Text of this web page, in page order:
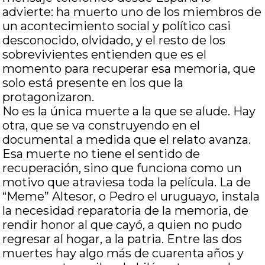
advierte: ha muerto uno de los miembros de
un acontecimiento social y político casi
desconocido, olvidado, y el resto de los
sobrevivientes entienden que es el
momento para recuperar esa memoria, que
solo está presente en los que la
protagonizaron.
No es la única muerte a la que se alude. Hay
otra, que se va construyendo en el
documental a medida que el relato avanza.
Esa muerte no tiene el sentido de
recuperación, sino que funciona como un
motivo que atraviesa toda la película. La de
“Meme” Altesor, o Pedro el uruguayo, instala
la necesidad reparatoria de la memoria, de
rendir honor al que cayó, a quien no pudo
regresar al hogar, a la patria. Entre las dos
muertes hay algo más de cuarenta años y